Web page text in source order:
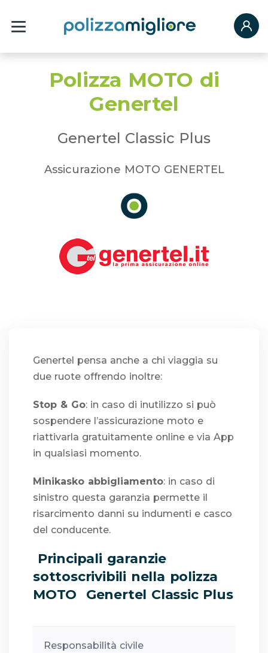
Polizza MOTO di
Genertel
Genertel Classic Plus
Assicurazione MOTO GENERTEL
Genertel pensa anche a chi viaggia su
due ruote offrendo inoltre:
Stop & Go: in caso di inutilizzo si può
sospendere l’assicurazione moto e
riattivarla gratuitamente online e via App
in qualsiasi momento.
Minikasko abbigliamento: in caso di
sinistro questa garanzia permette il
risarcimento danni su indumenti e casco
del conducente.
Principali garanzie
sottoscrivibili nella polizza
MOTO Genertel Classic Plus
Responsabilità civile